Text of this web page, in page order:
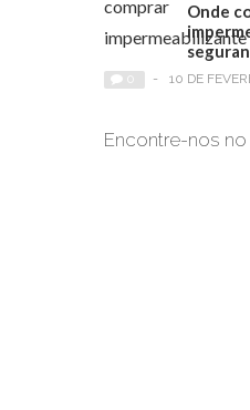
Onde
- 10 DE
Encontre-nos